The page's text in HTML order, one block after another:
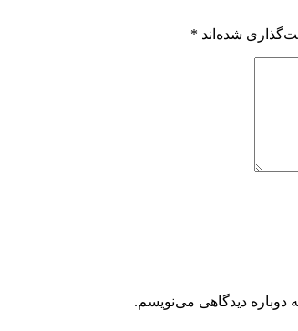
شده‌اند *
دوباره دیدگاهی می‌نویسم.